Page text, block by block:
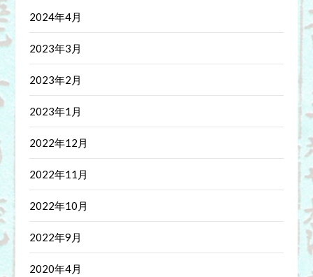
2024年4月
2023年3月
2023年2月
2023年1月
2022年12月
2022年11月
2022年10月
2022年9月
2020年4月